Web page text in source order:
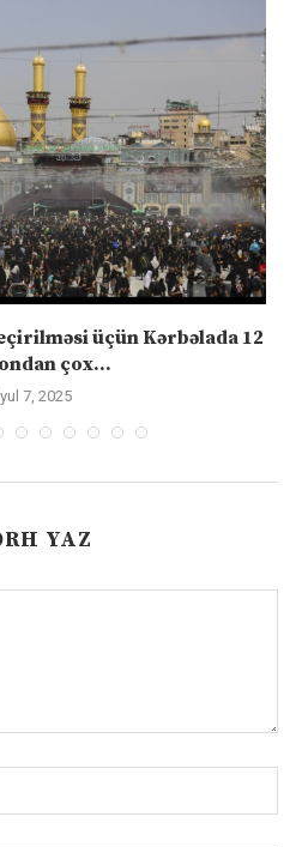
üçün Kərbəlada 12
çox...
7, 2025
YAZ